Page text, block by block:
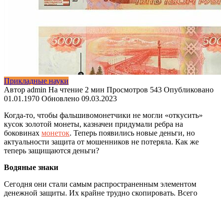
Прикладные науки
Автор admin На чтение 2 мин Просмотров 543 Опубликовано
01.01.1970 Обновлено 09.03.2023
Когда-то, чтобы фальшивомонетчики не могли «откусить»
кусок золотой монеты, казначеи придумали ребра на
боковинах монеток. Теперь появились новые деньги, но
актуальности защита от мошенников не потеряла. Как же
теперь защищаются деньги?
Водяные знаки
Сегодня они стали самым распространенным элементом
денежной защиты. Их крайне трудно скопировать. Всего